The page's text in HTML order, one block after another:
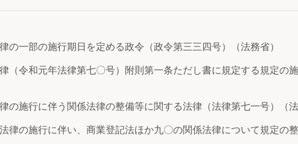
一部の施行期日を定める政令（政令第三三四号）（法務省）
（令和元年法律第七〇号）附則第一条ただし書に規定する規定の
施行に伴う関係法律の整備等に関する法律（法律第七一号）（法
律の施行に伴い、商業登記法ほか九〇の関係法律について規定の